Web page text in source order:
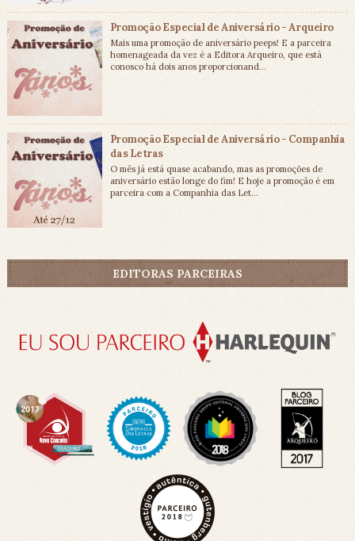
Promoção Especial de Aniversário - Arqueiro
Mais uma promoção de aniversário peeps! E a parceira
homenageada da vez é a Editora Arqueiro, que está
conosco há dois anos proporcionand...
Promoção Especial de Aniversário - Companhia
das Letras
O mês já está quase acabando, mas as promoções de
aniversário estão longe do fim! E hoje a promoção é em
parceira com a Companhia das Let...
EDITORAS PARCEIRAS